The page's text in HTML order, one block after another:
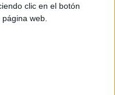
clic en el botón
web.